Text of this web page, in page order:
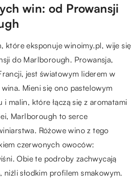
win: od Prowansji
które eksponuje winoimy.pl, wije się
do Marlborough. Prowansja,
jest światowym liderem w
Mieni się ono pastelowym
malin, które łączą się z aromatami
Marlborough to serce
Różowe wino z tego
czerwonych owoców:
Obie te podroby zachwycają
słodkim profilem smakowym.